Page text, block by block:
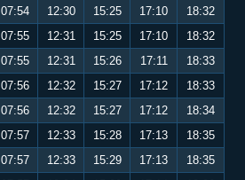
07:54 12:30 15:25 17:10
18:32
07:55 12:31 15:25 17:10
18:32
07:55 12:31 15:26 17:11
18:33
07:56 12:32 15:27 17:12
18:33
07:56 12:32 15:27 17:12
18:34
07:57 12:33 15:28 17:13
18:35
07:57 12:33 15:29 17:13
18:35